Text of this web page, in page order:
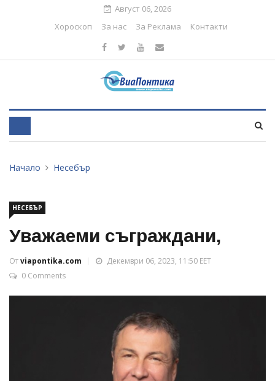
Август 06, 2026
Хороскоп
За нас За Реклама Контакти
Начало Несебър
НЕСЕБЪР
Уважаеми съграждани,
Отviapontika.com
Декември 06, 2023, 11:50 EET
0 Comments